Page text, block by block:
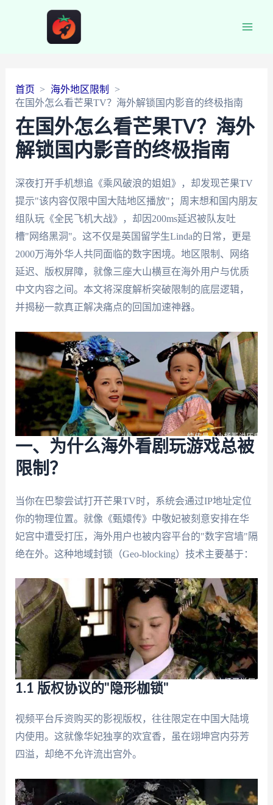
首页
海外地区限制
在国外怎么看芒果TV？海外解锁国内影音的终极指南
在国外怎么看芒果TV？海外
解锁国内影音的终极指南
深夜打开手机想追《乘风破浪的姐姐》，却发现芒果TV
提示"该内容仅限中国大陆地区播放"；周末想和国内朋友
组队玩《全民飞机大战》，却因200ms延迟被队友吐
槽"网络黑洞"。这不仅是英国留学生Linda的日常，更是
2000万海外华人共同面临的数字困境。地区限制、网络
延迟、版权屏障，就像三座大山横亘在海外用户与优质
中文内容之间。本文将深度解析突破限制的底层逻辑，
并揭秘一款真正解决痛点的回国加速神器。
一、为什么海外看剧玩游戏总被
限制？
当你在巴黎尝试打开芒果TV时，系统会通过IP地址定位
你的物理位置。就像《甄嬛传》中敬妃被刻意安排在华
妃宫中遭受打压，海外用户也被内容平台的"数字宫墙"隔
绝在外。这种地域封锁（Geo-blocking）技术主要基于：
1.1 版权协议的"隐形枷锁"
视频平台斥资购买的影视版权，往往限定在中国大陆境
内使用。这就像华妃独享的欢宜香，虽在翊坤宫内芬芳
四溢，却绝不允许流出宫外。